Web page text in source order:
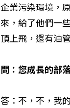
企業污染環境，
來，給了他們一
頂上飛，還有油
問：您成長的部
答：不，不，我